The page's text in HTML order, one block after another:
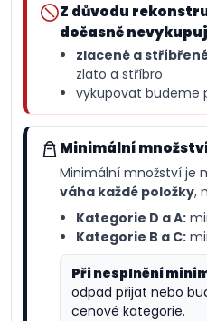
Z důvodu
dočasně
zlacené a
zlato a stříbro
vykupovat budeme
Minimální
Minimální množství je
váha každé položky,
Kategorie D a A:
Kategorie B a C:
Při nesplnění
odpad přijat nebo
cenové kategorie.